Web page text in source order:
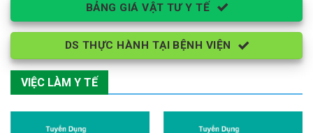
BẢNG GIÁ VẬT TƯ Y TẾ
DS THỰC HÀNH TẠI BỆNH VIỆN
VIỆC LÀM Y TẾ